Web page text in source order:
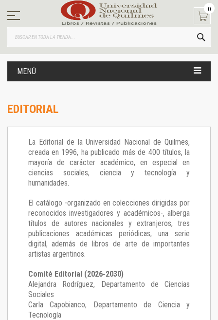
contenido
0
MENÚ
EDITORIAL
La Editorial de la Universidad Nacional de Quilmes,
creada en 1996, ha publicado más de 400 títulos, la
mayoría de carácter académico, en especial en
ciencias sociales, ciencia y tecnología y
humanidades.
El catálogo -organizado en colecciones dirigidas por
reconocidos investigadores y académicos-, alberga
títulos de autores nacionales y extranjeros, tres
publicaciones académicas periódicas, una serie
digital, además de libros de arte de importantes
artistas argentinos.
Comité Editorial (2026-2030)
Alejandra Rodríguez, Departamento de Ciencias
Sociales
Carla Capobianco, Departamento de Ciencia y
Tecnología